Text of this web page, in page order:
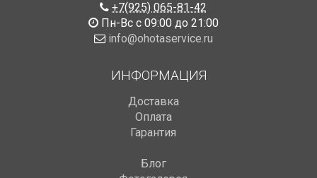
+7(925) 065-81-42
Пн-Вс с 09:00 до 21:00
info@ohotaservice.ru
ИНФОРМАЦИЯ
Доставка
Оплата
Гарантия
Блог